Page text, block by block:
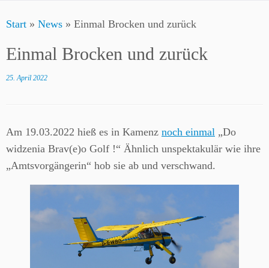
Inhalt
Start » News » Einmal Brocken und zurück
Einmal Brocken und zurück
25. April 2022
Am 19.03.2022 hieß es in Kamenz noch einmal „Do
widzenia Brav(e)o Golf !“ Ähnlich unspektakulär wie ihre
„Amtsvorgängerin“ hob sie ab und verschwand.